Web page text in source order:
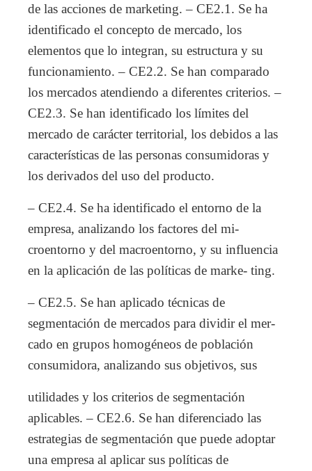
de las acciones de marketing. – CE2.1. Se ha
identificado el concepto de mercado, los
elementos que lo integran, su estructura y su
funcionamiento. – CE2.2. Se han comparado
los mercados atendiendo a diferentes criterios. –
CE2.3. Se han identificado los límites del
mercado de carácter territorial, los debidos a las
características de las personas consumidoras y
los derivados del uso del producto.
– CE2.4. Se ha identificado el entorno de la
empresa, analizando los factores del mi-
croentorno y del macroentorno, y su influencia
en la aplicación de las políticas de marke- ting.
– CE2.5. Se han aplicado técnicas de
segmentación de mercados para dividir el mer-
cado en grupos homogéneos de población
consumidora, analizando sus objetivos, sus
utilidades y los criterios de segmentación
aplicables. – CE2.6. Se han diferenciado las
estrategias de segmentación que puede adoptar
una empresa al aplicar sus políticas de